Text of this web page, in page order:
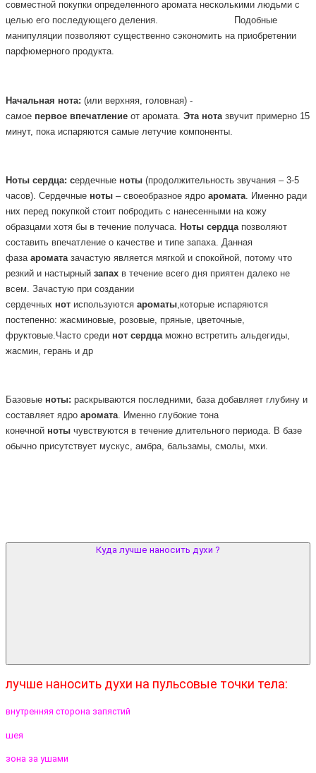
совместной покупки определенного аромата несколькими людьми с
целью его последующего деления.
Подобные
манипуляции позволяют существенно сэкономить на приобретении
парфюмерного продукта.
Начальная нота: (или верхняя, головная) -
самое первое впечатление от аромата. Эта нота звучит примерно 15
минут, пока испаряются самые летучие компоненты.
Ноты сердца: сердечные ноты (продолжительность звучания – 3-5
часов). Сердечные ноты – своеобразное ядро аромата. Именно ради
них перед покупкой стоит побродить с нанесенными на кожу
образцами хотя бы в течение получаса. Ноты сердцапозволяют
составить впечатление о качестве и типе запаха. Данная
фаза ароматазачастую является мягкой и спокойной, потому что
резкий и настырный запах в течение всего дня приятен далеко не
всем. Зачастую при создании
сердечных нот используются ароматы,которые испаряются
постепенно: жасминовые, розовые, пряные, цветочные,
фруктовые.Часто среди нот сердцаможно встретить альдегиды,
жасмин, герань и др
Базовые ноты: раскрываются последними, база добавляет глубину и
составляет ядро аромата. Именно глубокие тона
конечной ноты чувствуются в течение длительного периода. В базе
обычно присутствует мускус, амбра, бальзамы, смолы, мхи.
Куда лучше наносить духи ?
лучше наносить духи на пульсовые точки тела:
внутренняя сторона запястий
шея
зона за ушами